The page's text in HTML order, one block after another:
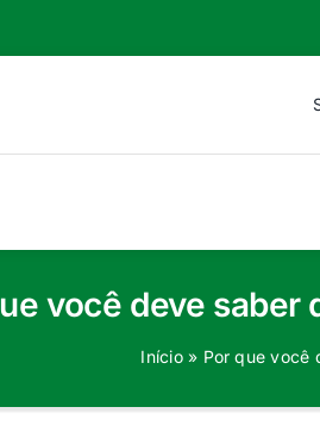
você deve saber
Início» Por que você